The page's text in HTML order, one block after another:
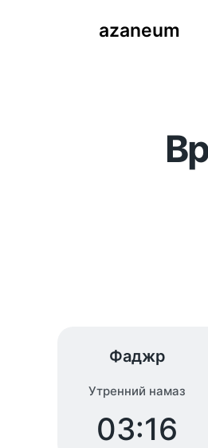
azaneum
Фаджр
Утренний намаз
03:16